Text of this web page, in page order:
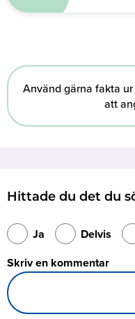
Använd gärna fakta
att
Hittade du det du
Ja Delvis
Skriv en kommentar